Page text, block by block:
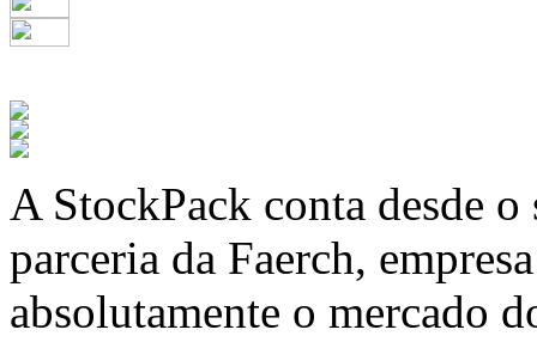
A StockPack conta desde
parceria da Faerch,
absolutamente o mercado